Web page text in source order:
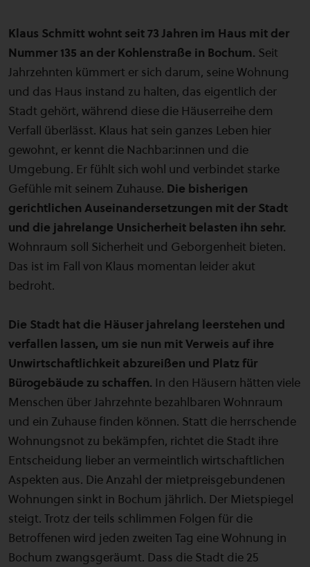
Klaus Schmitt wohnt seit 73 Jahren im Haus mit der
Nummer 135 an der Kohlenstraße in Bochum. Seit
Jahrzehnten kümmert er sich darum, seine Wohnung
und das Haus instand zu halten, das eigentlich der
Stadt gehört, während diese die Häuserreihe dem
Verfall überlässt. Klaus hat sein ganzes Leben hier
gewohnt, er kennt die Nachbar:innen und die
Umgebung. Er fühlt sich wohl und verbindet starke
Gefühle mit seinem Zuhause. Die bisherigen
gerichtlichen Auseinandersetzungen mit der Stadt
und die jahrelange Unsicherheit belasten ihn sehr.
Wohnraum soll Sicherheit und Geborgenheit bieten.
Das ist im Fall von Klaus momentan leider akut
bedroht.
Die Stadt hat die Häuser jahrelang leerstehen und
verfallen lassen, um sie nun mit Verweis auf ihre
Unwirtschaftlichkeit abzureißen und Platz für
Bürogebäude zu schaffen. In den Häusern hätten viele
Menschen über Jahrzehnte bezahlbaren Wohnraum
und ein Zuhause finden können. Statt die herrschende
Wohnungsnot zu bekämpfen, richtet die Stadt ihre
Entscheidung lieber an vermeintlich wirtschaftlichen
Aspekten aus. Die Anzahl der mietpreisgebundenen
Wohnungen sinkt in Bochum jährlich. Der Mietspiegel
steigt. Trotz der teils schlimmen Folgen für die
Betroffenen wird jeden zweiten Tag eine Wohnung in
Bochum zwangsgeräumt. Dass die Stadt die 25